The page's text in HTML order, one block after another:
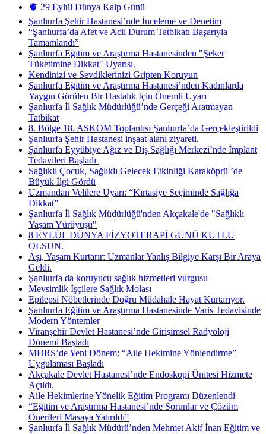
🫀 29 Eylül Dünya Kalp Günü
Şanlıurfa Şehir Hastanesi’nde İnceleme ve Denetim
“Şanlıurfa’da Afet ve Acil Durum Tatbikatı Başarıyla
Tamamlandı”
Şanlıurfa Eğitim ve Araştırma Hastanesinden "Şeker
Tüketimine Dikkat" Uyarısı.
Kendinizi ve Sevdiklerinizi Gripten Koruyun
Şanlıurfa Eğitim ve Araştırma Hastanesi’nden Kadınlarda
Yaygın Görülen Bir Hastalık İçin Önemli Uyarı
Şanlıurfa İl Sağlık Müdürlüğü’nde Gerçeği Aratmayan
Tatbikat
8. Bölge 18. ASKOM Toplantısı Şanlıurfa’da Gerçekleştirildi
Şanlıurfa Şehir Hastanesi inşaat alanı ziyareti.
Şanlıurfa Eyyübiye Ağız ve Diş Sağlığı Merkezi’nde İmplant
Tedavileri Başladı ​
Sağlıklı Çocuk, Sağlıklı Gelecek Etkinliği Karaköprü ’de
Büyük İlgi Gördü
Uzmandan Velilere Uyarı: “Kırtasiye Seçiminde Sağlığa
Dikkat”
Şanlıurfa İl Sağlık Müdürlüğü'nden Akçakale'de "Sağlıklı
Yaşam Yürüyüşü"
8 EYLÜL DÜNYA FİZYOTERAPİ GÜNÜ KUTLU
OLSUN.
Aşı, Yaşam Kurtarır: Uzmanlar Yanlış Bilgiye Karşı Bir Araya
Geldi.
Şanlıurfa da koruyucu sağlık hizmetleri vurgusu ​
Mevsimlik İşçilere Sağlık Molası
Epilepsi Nöbetlerinde Doğru Müdahale Hayat Kurtarıyor.
Şanlıurfa Eğitim ve Araştırma Hastanesinde Varis Tedavisinde
Modern Yöntemler
Viranşehir Devlet Hastanesi’nde Girişimsel Radyoloji
Dönemi Başladı
MHRS’de Yeni Dönem: “Aile Hekimine Yönlendirme”
Uygulaması Başladı
Akçakale Devlet Hastanesi’nde Endoskopi Ünitesi Hizmete
Açıldı.
Aile Hekimlerine Yönelik Eğitim Programı Düzenlendi
“Eğitim ve Araştırma Hastanesi’nde Sorunlar ve Çözüm
Önerileri Masaya Yatırıldı”
Şanlıurfa İl Sağlık Müdürü’nden Mehmet Akif İnan Eğitim ve